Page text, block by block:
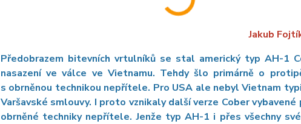
Jakub
Předobrazem bitevních vrtulníků se stal americký typ AH-1
nasazení ve válce ve Vietnamu. Tehdy šlo primárně o
s obrněnou technikou nepřítele. Pro USA ale nebyl Vietnam
Varšavské smlouvy. I proto vznikaly další verze Cober
obrněné techniky nepřítele. Jenže typ AH-1 i přes všechny